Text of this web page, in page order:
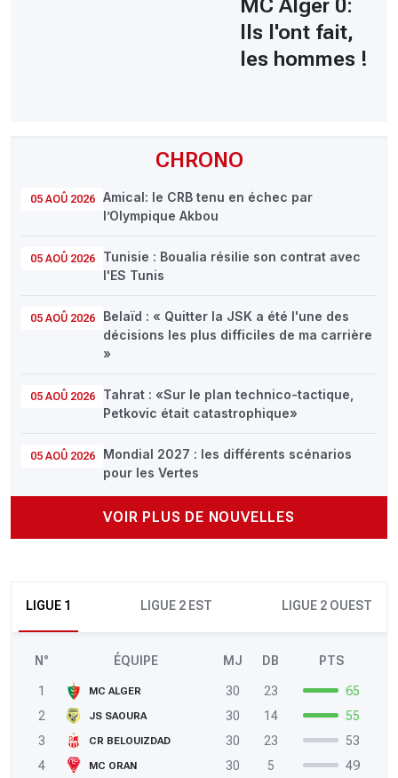
CHRONO
05 AOÛ 2026
Amical: le CRB tenu en échec par
l’Olympique Akbou
05 AOÛ 2026
Tunisie : Boualia résilie son contrat avec
l'ES Tunis
05 AOÛ 2026
Belaïd : « Quitter la JSK a été l'une des
décisions les plus difficiles de ma carrière
»
05 AOÛ 2026
Tahrat : «Sur le plan technico-tactique,
Petkovic était catastrophique»
05 AOÛ 2026
Mondial 2027 : les différents scénarios
pour les Vertes
VOIR PLUS DE NOUVELLES
LIGUE 1 LIGUE 2 EST LIGUE 2 OUEST
N° ÉQUIPE MJ DB PTS
1 MC ALGER 30 23
65
2
JS SAOURA 30 14
55
3
CR BELOUIZDAD 30 23
53
4
MC ORAN 30 5
49
MC Alger 0:
Ils l'ont fait,
les hommes !